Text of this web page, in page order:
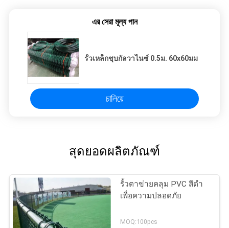
এর সেরা মূল্য পান
รั้วเหล็กชุบกัลวาไนซ์ 0.5ม. 60x60มม
চালিয়ে
สุดยอดผลิตภัณฑ์
รั้วตาข่ายคลุม PVC สีดำ
เพื่อความปลอดภัย
MOQ:100pcs